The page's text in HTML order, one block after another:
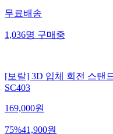
무료배송
1,036명구매중
[보랄] 3D 입체 회전 스탠
SC403
169,000원
75%41,900원